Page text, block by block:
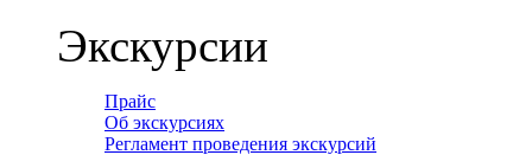
Экскурсии
Прайс
Об экскурсиях
Регламент проведения экскурсий